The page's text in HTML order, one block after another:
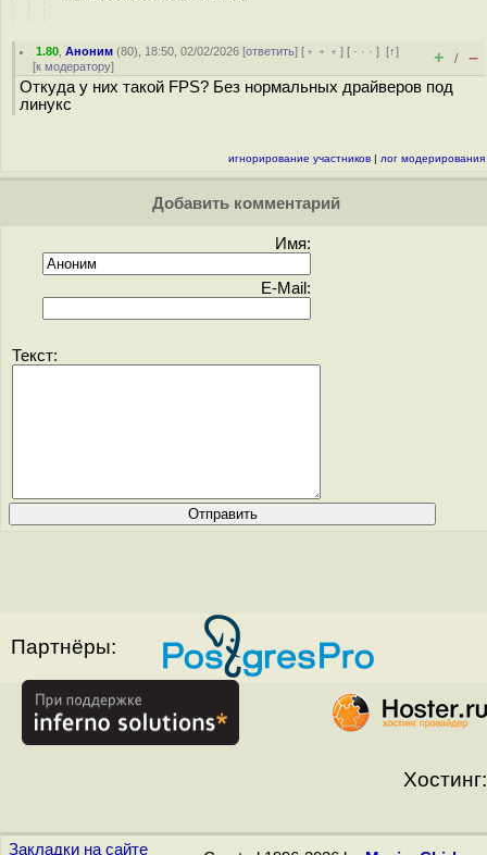
1.80 ,Аноним (80), 18:50, 02/02/2026 [ответить] [ ﹢﹢﹢] [ · · ·][↑]
[к модератору] + / –
Откуда у них такой FPS? Без нормальных драйверов под
линукс
игнорирование участников | лог модерирования
Добавить комментарий
Имя:
E-Mail:
Текст:
Партнёры:
Хостинг:
Закладки на сайте